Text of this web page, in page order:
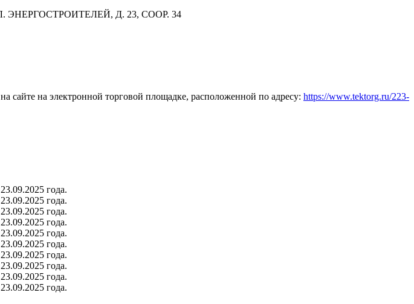
ЭНЕРГОСТРОИТЕЛЕЙ, Д. 23, СООР. 34
на электронной торговой площадке, расположенной по адресу: https://www.tektorg.ru/223-
года.
года.
года.
года.
года.
года.
года.
года.
года.
года.